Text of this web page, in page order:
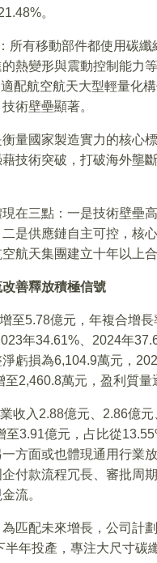
。
所有移動部件都使用碳
熱變形與震動控制能力
配航空航天大型輕量化
術壁壘顯著。
量國家製造實力的核心
技術突破，打破海外壟
在三點：一是技術壁壘
是供應鏈自主可控，核
航天集團建立十年以上
善釋放積極信號
至5.78億元，年複合增
年34.61%、2024年
虧損為6,104.9萬元，
2,460.8萬元，盈利質量
收入2.88億元、2.86億
3.91億元，占比從
方面或也體現通用行業
付款流程冗長、審批周
流。
匹配未來增長，公司計
年投產，專注大尺寸碳